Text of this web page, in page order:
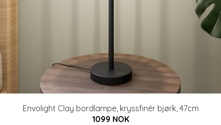
Envolight Clay bordlampe, kryssfinér bjørk, 47cm
1099 NOK